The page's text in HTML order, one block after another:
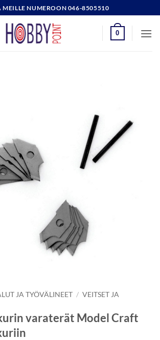
MEILLE NUMEROON 046-8505510
0
JA TYÖVÄLINEET / VEITSET JA
varaterät Model Craft